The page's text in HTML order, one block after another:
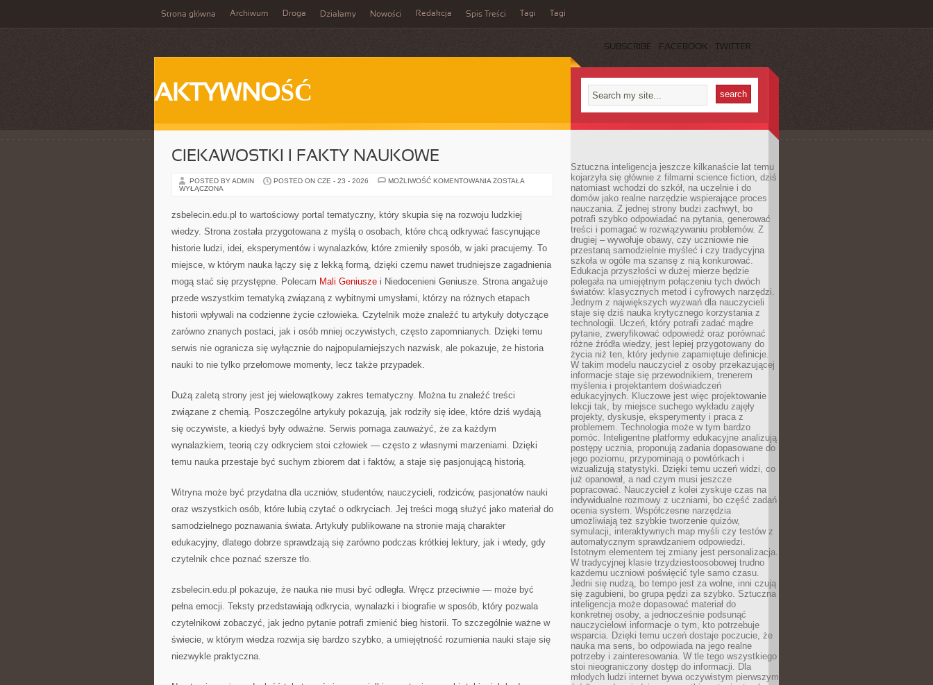
Strona główna Archiwum Droga Działamy Nowości Redakcja Spis Treści Tagi Tagi
SUBSCRIBE FACEBOOK TWITTER
AKTYWNOŚĆ
CIEKAWOSTKI I FAKTY NAUKOWE
POSTED BY ADMIN POSTED ON CZE - 23 - 2026 MOŻLIWOŚĆ KOMENTOWANIA CIEKAWOSTKI
ZOSTAŁA
WYŁĄCZONA
zsbelecin.edu.pl to wartościowy portal tematyczny, który skupia się na rozwoju ludzkiej
wiedzy. Strona została przygotowana z myślą o osobach, które chcą odkrywać fascynujące
historie ludzi, idei, eksperymentów i wynalazków, które zmieniły sposób, w jaki pracujemy. To
miejsce, w którym nauka łączy się z lekką formą, dzięki czemu nawet trudniejsze zagadnienia
mogą stać się przystępne. Polecam Mali Geniusze i Niedocenieni Geniusze. Strona angażuje
przede wszystkim tematyką związaną z wybitnymi umysłami, którzy na różnych etapach
historii wpływali na codzienne życie człowieka. Czytelnik może znaleźć tu artykuły dotyczące
zarówno znanych postaci, jak i osób mniej oczywistych, często zapomnianych. Dzięki temu
serwis nie ogranicza się wyłącznie do najpopularniejszych nazwisk, ale pokazuje, że historia
nauki to nie tylko przełomowe momenty, lecz także przypadek.
Dużą zaletą strony jest jej wielowątkowy zakres tematyczny. Można tu znaleźć treści
związane z chemią. Poszczególne artykuły pokazują, jak rodziły się idee, które dziś wydają
się oczywiste, a kiedyś były odważne. Serwis pomaga zauważyć, że za każdym
wynalazkiem, teorią czy odkryciem stoi człowiek — często z własnymi marzeniami. Dzięki
temu nauka przestaje być suchym zbiorem dat i faktów, a staje się pasjonującą historią.
Witryna może być przydatna dla uczniów, studentów, nauczycieli, rodziców, pasjonatów nauki
oraz wszystkich osób, które lubią czytać o odkryciach. Jej treści mogą służyć jako materiał do
samodzielnego poznawania świata. Artykuły publikowane na stronie mają charakter
edukacyjny, dlatego dobrze sprawdzają się zarówno podczas krótkiej lektury, jak i wtedy, gdy
czytelnik chce poznać szersze tło.
zsbelecin.edu.pl pokazuje, że nauka nie musi być odległa. Wręcz przeciwnie — może być
pełna emocji. Teksty przedstawiają odkrycia, wynalazki i biografie w sposób, który pozwala
czytelnikowi zobaczyć, jak jedno pytanie potrafi zmienić bieg historii. To szczególnie ważne w
świecie, w którym wiedza rozwija się bardzo szybko, a umiejętność rozumienia nauki staje się
niezwykle praktyczna.
Sztuczna inteligencja jeszcze kilkanaście lat temu
kojarzyła się głównie z filmami science fiction, dziś
natomiast wchodzi do szkół, na uczelnie i do
domów jako realne narzędzie wspierające proces
nauczania. Z jednej strony budzi zachwyt, bo
potrafi szybko odpowiadać na pytania, generować
treści i pomagać w rozwiązywaniu problemów. Z
drugiej – wywołuje obawy, czy uczniowie nie
przestaną samodzielnie myśleć i czy tradycyjna
szkoła w ogóle ma szansę z nią konkurować.
Edukacja przyszłości w dużej mierze będzie
polegała na umiejętnym połączeniu tych dwóch
światów: klasycznych metod i cyfrowych narzędzi.
Jednym z największych wyzwań dla nauczycieli
staje się dziś nauka krytycznego korzystania z
technologii. Uczeń, który potrafi zadać mądre
pytanie, zweryfikować odpowiedź oraz porównać
różne źródła wiedzy, jest lepiej przygotowany do
życia niż ten, który jedynie zapamiętuje definicje.
W takim modelu nauczyciel z osoby przekazującej
informacje staje się przewodnikiem, trenerem
myślenia i projektantem doświadczeń
edukacyjnych. Kluczowe jest więc projektowanie
lekcji tak, by miejsce suchego wykładu zajęły
projekty, dyskusje, eksperymenty i praca z
problemem. Technologia może w tym bardzo
pomóc. Inteligentne platformy edukacyjne analizują
postępy ucznia, proponują zadania dopasowane do
jego poziomu, przypominają o powtórkach i
wizualizują statystyki. Dzięki temu uczeń widzi, co
już opanował, a nad czym musi jeszcze
popracować. Nauczyciel z kolei zyskuje czas na
indywidualne rozmowy z uczniami, bo część zadań
ocenia system. Współczesne narzędzia
umożliwiają też szybkie tworzenie quizów,
symulacji, interaktywnych map myśli czy testów z
automatycznym sprawdzaniem odpowiedzi.
Istotnym elementem tej zmiany jest personalizacja.
W tradycyjnej klasie trzydziestoosobowej trudno
każdemu uczniowi poświęcić tyle samo czasu.
Jedni się nudzą, bo tempo jest za wolne, inni czują
się zagubieni, bo grupa pędzi za szybko. Sztuczna
inteligencja może dopasować materiał do
konkretnej osoby, a jednocześnie podsunąć
nauczycielowi informacje o tym, kto potrzebuje
wsparcia. Dzięki temu uczeń dostaje poczucie, że
nauka ma sens, bo odpowiada na jego realne
potrzeby i zainteresowania. W tle tego wszystkiego
stoi nieograniczony dostęp do informacji. Dla
młodych ludzi internet bywa oczywistym pierwszym